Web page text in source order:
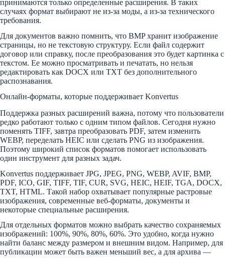
принимаются только определенные расширения. В таких
случаях формат выбирают не из-за моды, а из-за технического
требования.
Для документов важно помнить, что BMP хранит изображение
страницы, но не текстовую структуру. Если файл содержит
договор или справку, после преобразования это будет картинка с
текстом. Ее можно просматривать и печатать, но нельзя
редактировать как DOCX или TXT без дополнительного
распознавания.
Онлайн-форматы, которые поддерживает Konvertus
Поддержка разных расширений важна, потому что пользователи
редко работают только с одним типом файлов. Сегодня нужно
поменять TIFF, завтра преобразовать PDF, затем изменить
WEBP, переделать HEIC или сделать PNG из изображения.
Поэтому широкий список форматов помогает использовать
один инструмент для разных задач.
Konvertus поддерживает JPG, JPEG, PNG, WEBP, AVIF, BMP,
PDF, ICO, GIF, TIFF, TIF, CUR, SVG, HEIC, HEIF, TGA, DOCX,
TXT, HTML. Такой набор охватывает популярные растровые
изображения, современные веб-форматы, документы и
некоторые специальные расширения.
Для отдельных форматов можно выбрать качество сохраняемых
изображений: 100%, 90%, 80%, 60%. Это удобно, когда нужно
найти баланс между размером и внешним видом. Например, для
публикации может быть важен меньший вес, а для архива —